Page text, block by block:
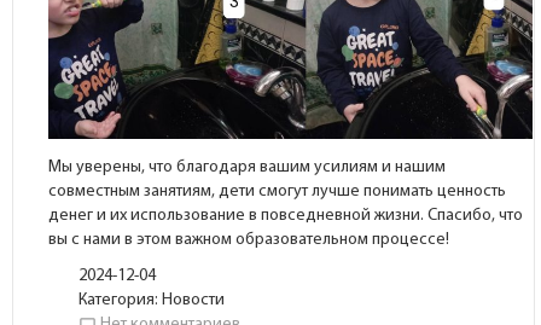
Мы уверены, что благодаря вашим усилиям и нашим
совместным занятиям, дети смогут лучше понимать ценность
денег и их использование в повседневной жизни. Спасибо, что
вы с нами в этом важном образовательном процессе!
2024-12-04
Категория:Новости